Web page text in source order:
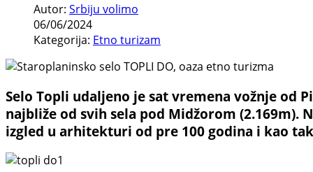
Autor: Srbiju volimo
06/06/2024
Kategorija: Etno turizam
Selo Topli udaljeno je sat vremena vožnje od
najbliže od svih sela pod Midžorom (2.169m).
izgled u arhitekturi od pre 100 godina i kao